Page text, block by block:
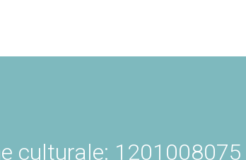
culturale: 1201008075